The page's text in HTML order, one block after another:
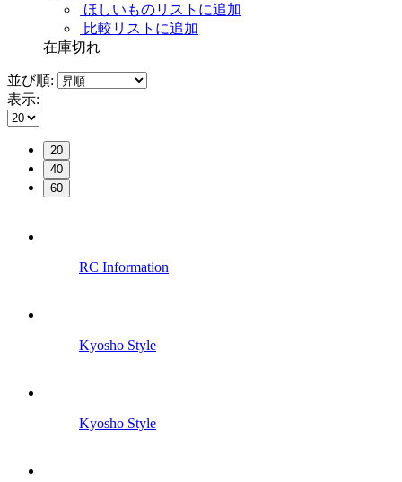
ほしいものリストに追加
比較リストに追加
在庫切れ
並び順:
表示:
20
40
60
RC Information
Kyosho Style
Kyosho Style